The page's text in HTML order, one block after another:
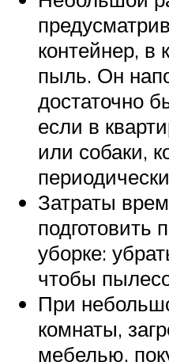
контейнер, в
пыль. Он
достаточно
если в
или собаки,
Затраты
подготовить
уборке:
чтобы
При
комнаты,
мебелью,